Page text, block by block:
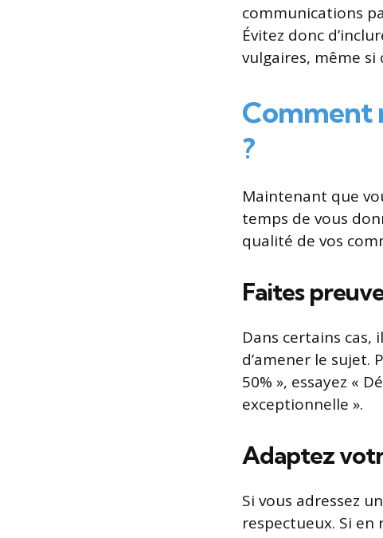
communications
Évitez donc
vulgaires, même
Comment
?
Maintenant que
temps de vous
qualité de vos
Faites
Dans certains
d’amener le sujet.
50% », essayez «
exceptionnelle ».
Adaptez
Si vous adressez
respectueux. Si